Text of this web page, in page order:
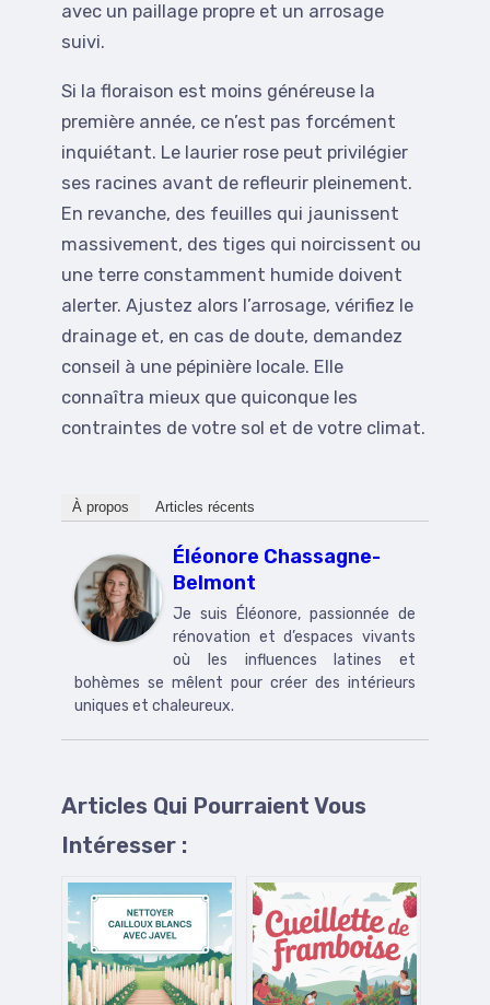
avec un paillage propre et un arrosage
suivi.
Si la floraison est moins généreuse la
première année, ce n’est pas forcément
inquiétant. Le laurier rose peut privilégier
ses racines avant de refleurir pleinement.
En revanche, des feuilles qui jaunissent
massivement, des tiges qui noircissent ou
une terre constamment humide doivent
alerter. Ajustez alors l’arrosage, vérifiez le
drainage et, en cas de doute, demandez
conseil à une pépinière locale. Elle
connaîtra mieux que quiconque les
contraintes de votre sol et de votre climat.
À propos Articles récents
Éléonore Chassagne-
Belmont
Je suis Éléonore, passionnée de
rénovation et d’espaces vivants
où les influences latines et
bohèmes se mêlent pour créer des intérieurs
uniques et chaleureux.
Articles Qui Pourraient Vous
Intéresser :